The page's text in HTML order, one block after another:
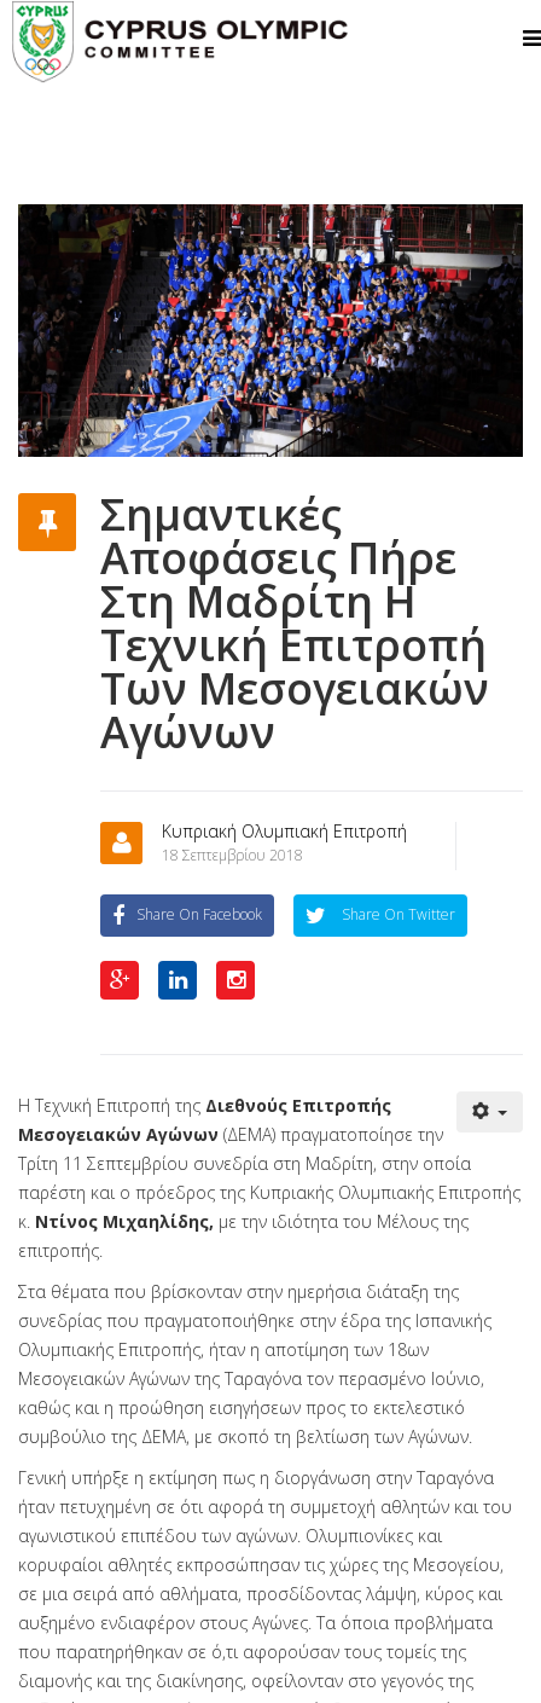
Σημαντικές
Αποφάσεις Πήρε
Στη Μαδρίτη Η
Τεχνική Επιτροπή
Των Μεσογειακών
Αγώνων
Κυπριακή Ολυμπιακή Επιτροπή
18 Σεπτεμβρίου 2018
Share On Facebook Share On Twitter
Η Τεχνική Επιτροπή της Διεθνούς Επιτροπής
Μεσογειακών Αγώνων (ΔΕΜΑ) πραγματοποίησε την
Τρίτη 11 Σεπτεμβρίου συνεδρία στη Μαδρίτη, στην οποία
παρέστη και ο πρόεδρος της Κυπριακής Ολυμπιακής Επιτροπής
κ. Ντίνος Μιχαηλίδης, με την ιδιότητα του Μέλους της
επιτροπής.
Στα θέματα που βρίσκονταν στην ημερήσια διάταξη της
συνεδρίας που πραγματοποιήθηκε στην έδρα της Ισπανικής
Ολυμπιακής Επιτροπής, ήταν η αποτίμηση των 18ων
Μεσογειακών Αγώνων της Ταραγόνα τον περασμένο Ιούνιο,
καθώς και η προώθηση εισηγήσεων προς το εκτελεστικό
συμβούλιο της ΔΕΜΑ, με σκοπό τη βελτίωση των Αγώνων.
Γενική υπήρξε η εκτίμηση πως η διοργάνωση στην Ταραγόνα
ήταν πετυχημένη σε ότι αφορά τη συμμετοχή αθλητών και του
αγωνιστικού επιπέδου των αγώνων. Ολυμπιονίκες και
κορυφαίοι αθλητές εκπροσώπησαν τις χώρες της Μεσογείου,
σε μια σειρά από αθλήματα, προσδίδοντας λάμψη, κύρος και
αυξημένο ενδιαφέρον στους Αγώνες. Τα όποια προβλήματα
που παρατηρήθηκαν σε ό,τι αφορούσαν τους τομείς της
διαμονής και της διακίνησης, οφείλονταν στο γεγονός της